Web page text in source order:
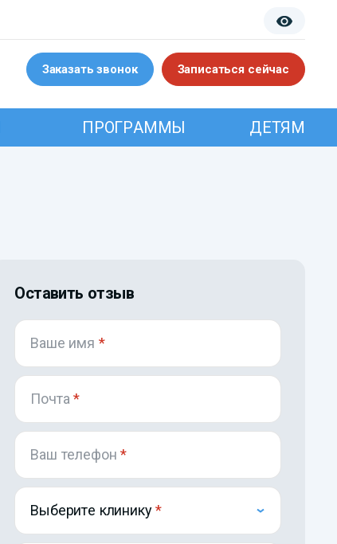
Заказать звонок Записаться сейчас
ПРОГРАММЫ ДЕТЯМ
Оставить отзыв
Ваше имя *
Почта*
Ваш телефон*
Выберите клинику